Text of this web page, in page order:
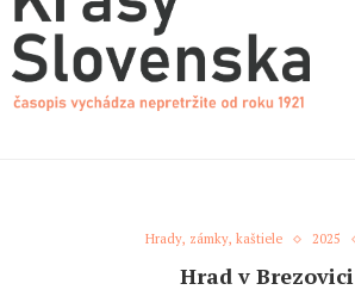
Hrady, zámky, kaštiele 2025
Hrad v Brezovici